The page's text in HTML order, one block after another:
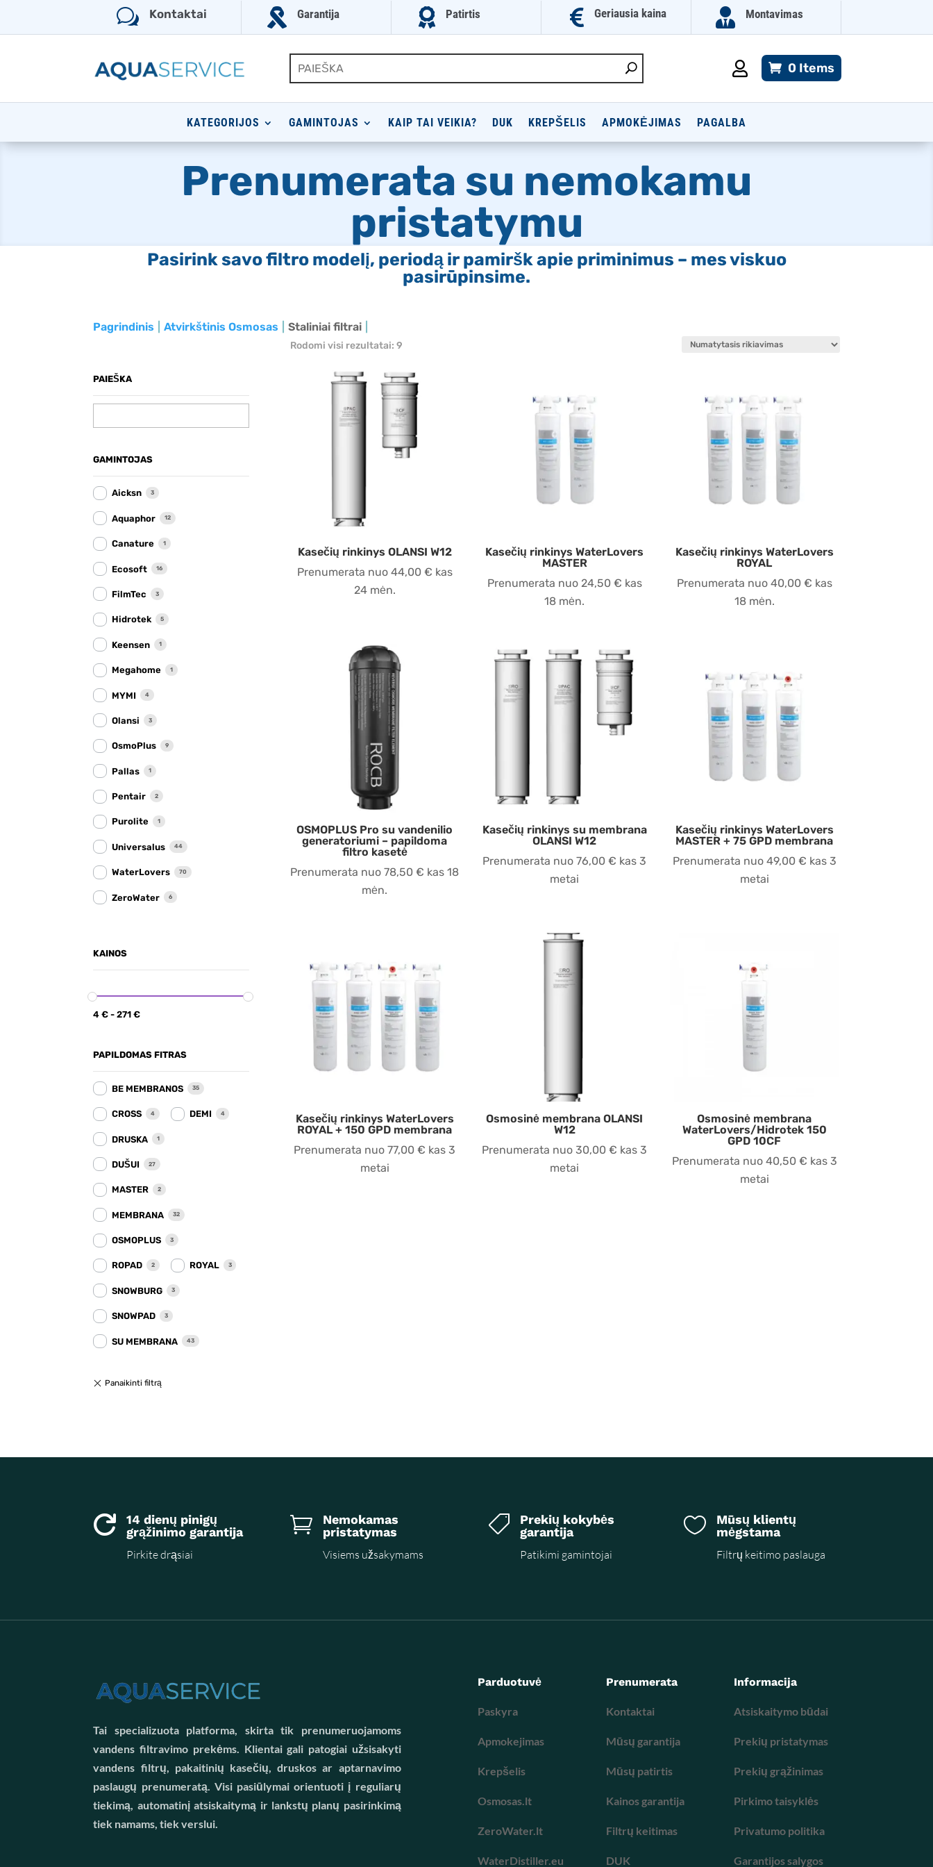
w Kontaktai  Garantija  Patirtis  Geriausia kaina  Montavimas
 0 Items
KATEGORIJOS GAMINTOJAS KAIP TAI VEIKIA? DUK KREPŠELIS APMOKĖJIMAS PAGALBA
Prenumerata su nemokamu
pristatymu
Pasirink savo filtro modelį, periodą ir pamiršk apie priminimus – mes viskuo
pasirūpinsime.
Pagrindinis Atvirkštinis Osmosas Staliniai filtrai
PAIEŠKA
GAMINTOJAS
Aicksn 3
Aquaphor 12
Canature 1
Ecosoft 16
FilmTec 3
Hidrotek 5
Keensen 1
Megahome 1
MYMI 4
Olansi 3
OsmoPlus 9
Pallas 1
Pentair 2
Purolite 1
Universalus 44
WaterLovers 70
ZeroWater 6
KAINOS
4 € -271 €
PAPILDOMAS FITRAS
BE MEMBRANOS 35
CROSS 4 DEMI 4
DRUSKA 1
DUŠUI 27
MASTER 2
MEMBRANA 32
OSMOPLUS 3
ROPAD 2 ROYAL 3
SNOWBURG 3
SNOWPAD 3
SU MEMBRANA 43
Rodomi visi rezultatai: 9
Kasečių rinkinys OLANSI W12
Prenumerata nuo 44,00 € kas
24 mėn.
Kasečių rinkinys WaterLovers
MASTER
Prenumerata nuo 24,50 € kas
18 mėn.
Kasečių rinkinys WaterLovers
ROYAL
Prenumerata nuo 40,00 € kas
18 mėn.
OSMOPLUS Pro su vandenilio
generatoriumi – papildoma
filtro kasetė
Prenumerata nuo78,50€ kas 18
mėn.
Kasečių rinkinys su membrana
OLANSI W12
Prenumerata nuo76,00€ kas 3
metai
Kasečių rinkinys WaterLovers
MASTER + 75 GPD membrana
Prenumerata nuo 49,00 € kas 3
metai
Kasečių rinkinys WaterLovers
ROYAL + 150 GPD membrana
Prenumerata nuo77,00€ kas 3
metai
Osmosinė membrana OLANSI
W12
Prenumerata nuo30,00€ kas 3
metai
Osmosinė membrana
WaterLovers/Hidrotek 150
GPD 10CF
Prenumerata nuo 40,50 € kas 3
metai

14 dienų pinigų
grąžinimo garantija
Pirkite drąsiai

Nemokamas
pristatymas
Visiems užsakymams

Prekių kokybės
garantija
Patikimi gamintojai

Mūsų klientų
mėgstama
Filtrų keitimo paslauga
Tai specializuota platforma, skirta tik prenumeruojamoms
vandens filtravimo prekėms. Klientai gali patogiai užsisakyti
vandens filtrų, pakaitinių kasečių, druskos ar aptarnavimo
paslaugų prenumeratą. Visi pasiūlymai orientuoti į reguliarų
tiekimą, automatinį atsiskaitymą ir lankstų planų pasirinkimą
tiek namams, tiek verslui.
Parduotuvė
Paskyra
Apmokejimas
Krepšelis
Osmosas.lt
ZeroWater.lt
WaterDistiller.eu
Prenumerata
Kontaktai
Mūsų garantija
Mūsų patirtis
Kainos garantija
Filtrų keitimas
DUK
Informacija
Atsiskaitymo būdai
Prekių pristatymas
Prekių grąžinimas
Pirkimo taisyklės
Privatumo politika
Garantijos salygos